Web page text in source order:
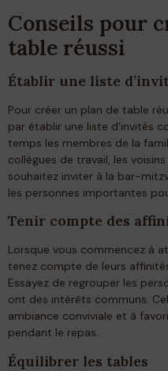
Conseils pour
table réussi
Établir une liste
Pour créer un plan de table
par établir une liste d’invités
temps les membres de la
collègues de travail, les
souhaitez inviter à la bar-
les personnes importantes
Tenir compte des
Lorsque vous commencez à
tenez compte de leurs
Essayez de regrouper les
ont des intérêts communs.
ambiance conviviale et à
pendant le repas.
Équilibrer les tables